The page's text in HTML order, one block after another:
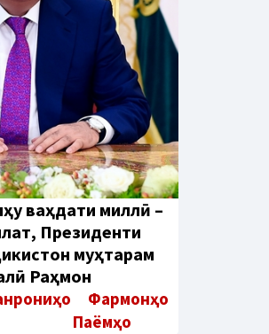
ваҳдати миллӣ –
Президенти
муҳтарам
Раҳмон
Фармонҳо
Паёмҳо